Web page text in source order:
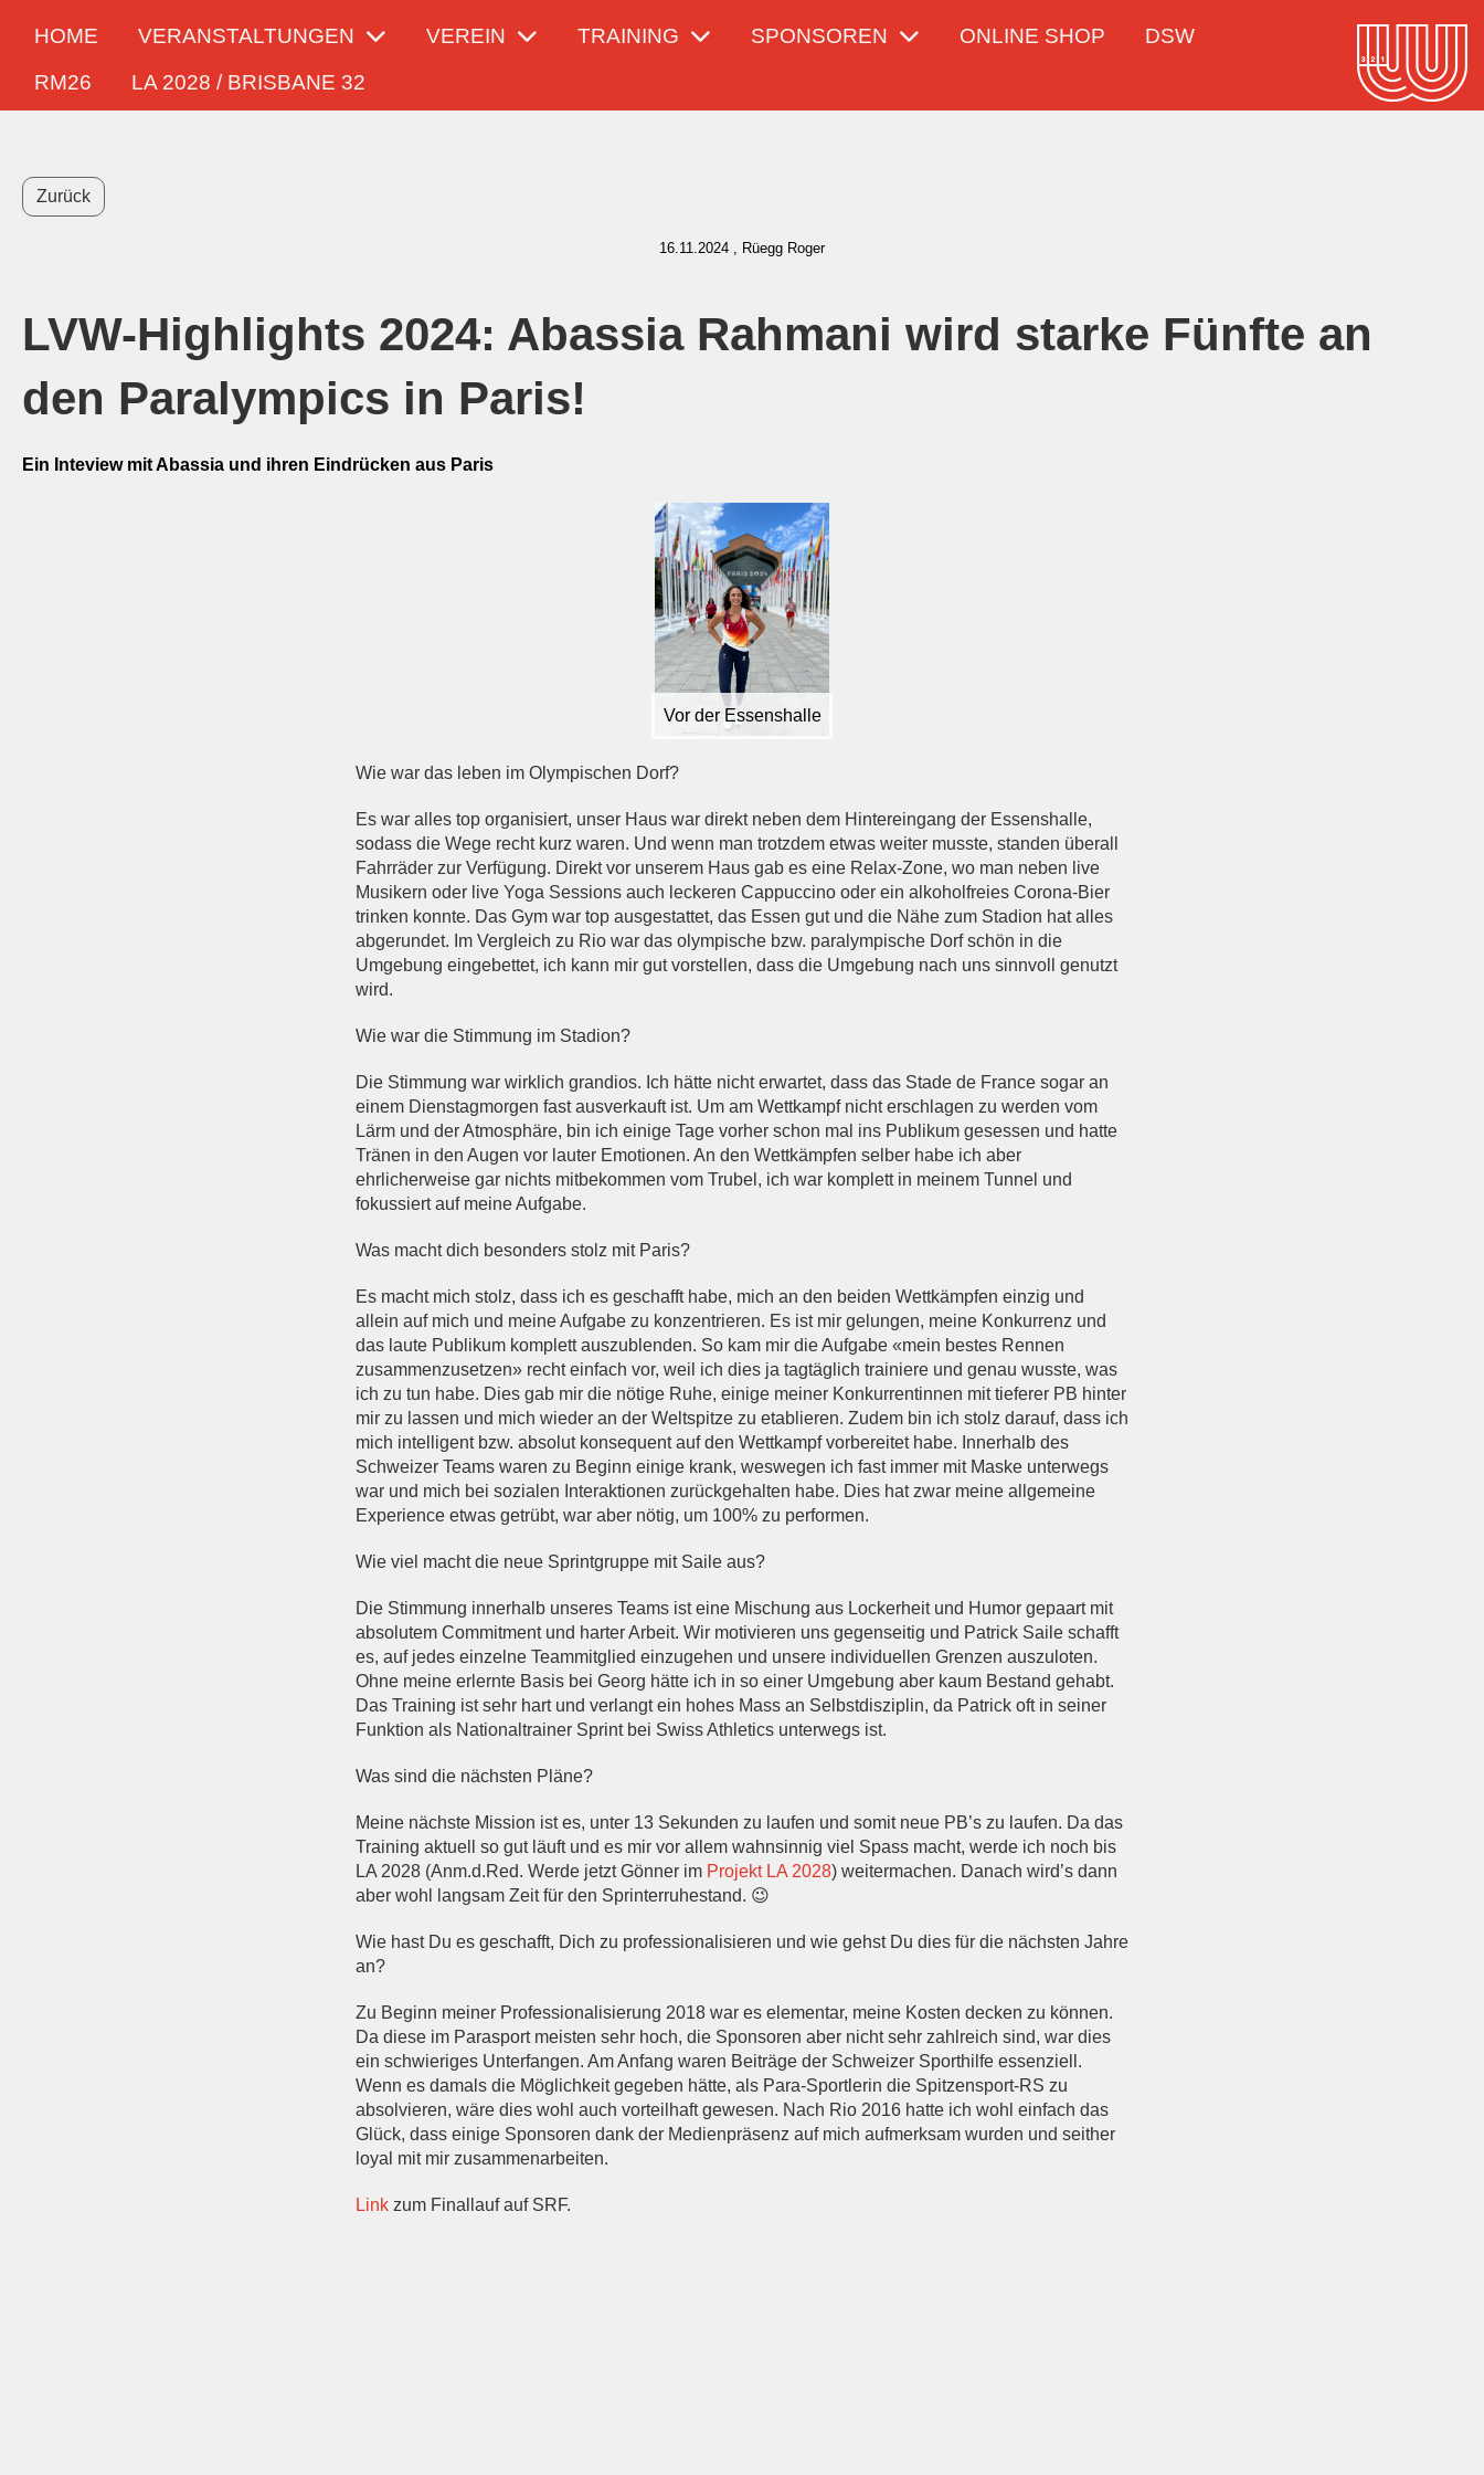
HOME VERANSTALTUNGEN VEREIN TRAINING SPONSOREN ONLINE SHOP
DSW
RM26
LA 2028 / BRISBANE 32
Zurück
16.11.2024, Rüegg Roger
LVW-Highlights 2024: Abassia Rahmani wird starke Fünfte an
den Paralympics in Paris!
Ein Inteview mit Abassia und ihren Eindrücken aus Paris
Vor der Essenshalle
Wie war das leben im Olympischen Dorf?
Es war alles top organisiert, unser Haus war direkt neben dem Hintereingang der Essenshalle,
sodass die Wege recht kurz waren. Und wenn man trotzdem etwas weiter musste, standen überall
Fahrräder zur Verfügung. Direkt vor unserem Haus gab es eine Relax-Zone, wo man neben live
Musikern oder live Yoga Sessions auch leckeren Cappuccino oder ein alkoholfreies Corona-Bier
trinken konnte. Das Gym war top ausgestattet, das Essen gut und die Nähe zum Stadion hat alles
abgerundet. Im Vergleich zu Rio war das olympische bzw. paralympische Dorf schön in die
Umgebung eingebettet, ich kann mir gut vorstellen, dass die Umgebung nach uns sinnvoll genutzt
wird.
Wie war die Stimmung im Stadion?
Die Stimmung war wirklich grandios. Ich hätte nicht erwartet, dass das Stade de France sogar an
einem Dienstagmorgen fast ausverkauft ist. Um am Wettkampf nicht erschlagen zu werden vom
Lärm und der Atmosphäre, bin ich einige Tage vorher schon mal ins Publikum gesessen und hatte
Tränen in den Augen vor lauter Emotionen. An den Wettkämpfen selber habe ich aber
ehrlicherweise gar nichts mitbekommen vom Trubel, ich war komplett in meinem Tunnel und
fokussiert auf meine Aufgabe.
Was macht dich besonders stolz mit Paris?
Es macht mich stolz, dass ich es geschafft habe, mich an den beiden Wettkämpfen einzig und
allein auf mich und meine Aufgabe zu konzentrieren. Es ist mir gelungen, meine Konkurrenz und
das laute Publikum komplett auszublenden. So kam mir die Aufgabe «mein bestes Rennen
zusammenzusetzen» recht einfach vor, weil ich dies ja tagtäglich trainiere und genau wusste, was
ich zu tun habe. Dies gab mir die nötige Ruhe, einige meiner Konkurrentinnen mit tieferer PB hinter
mir zu lassen und mich wieder an der Weltspitze zu etablieren. Zudem bin ich stolz darauf, dass ich
mich intelligent bzw. absolut konsequent auf den Wettkampf vorbereitet habe. Innerhalb des
Schweizer Teams waren zu Beginn einige krank, weswegen ich fast immer mit Maske unterwegs
war und mich bei sozialen Interaktionen zurückgehalten habe. Dies hat zwar meine allgemeine
Experience etwas getrübt, war aber nötig, um 100% zu performen.
Wie viel macht die neue Sprintgruppe mit Saile aus?
Die Stimmung innerhalb unseres Teams ist eine Mischung aus Lockerheit und Humor gepaart mit
absolutem Commitment und harter Arbeit. Wir motivieren uns gegenseitig und Patrick Saile schafft
es, auf jedes einzelne Teammitglied einzugehen und unsere individuellen Grenzen auszuloten.
Ohne meine erlernte Basis bei Georg hätte ich in so einer Umgebung aber kaum Bestand gehabt.
Das Training ist sehr hart und verlangt ein hohes Mass an Selbstdisziplin, da Patrick oft in seiner
Funktion als Nationaltrainer Sprint bei Swiss Athletics unterwegs ist.
Was sind die nächsten Pläne?
Meine nächste Mission ist es, unter 13 Sekunden zu laufen und somit neue PB’s zu laufen. Da das
Training aktuell so gut läuft und es mir vor allem wahnsinnig viel Spass macht, werde ich noch bis
LA 2028 (Anm.d.Red. Werde jetzt Gönner im Projekt LA 2028) weitermachen. Danach wird’s dann
aber wohl langsam Zeit für den Sprinterruhestand. 😉
Wie hast Du es geschafft, Dich zu professionalisieren und wie gehst Du dies für die nächsten Jahre
an?
Zu Beginn meiner Professionalisierung 2018 war es elementar, meine Kosten decken zu können.
Da diese im Parasport meisten sehr hoch, die Sponsoren aber nicht sehr zahlreich sind, war dies
ein schwieriges Unterfangen. Am Anfang waren Beiträge der Schweizer Sporthilfe essenziell.
Wenn es damals die Möglichkeit gegeben hätte, als Para-Sportlerin die Spitzensport-RS zu
absolvieren, wäre dies wohl auch vorteilhaft gewesen. Nach Rio 2016 hatte ich wohl einfach das
Glück, dass einige Sponsoren dank der Medienpräsenz auf mich aufmerksam wurden und seither
loyal mit mir zusammenarbeiten.
Linkzum Finallauf auf SRF.